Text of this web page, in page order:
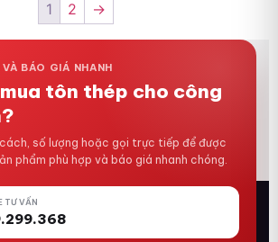
1 2 →
BÁO GIÁ NHANH
tôn thép cho công
số lượng hoặc gọi trực tiếp để được
phẩm phù hợp và báo giá nhanh chóng.
TƯ VẤN